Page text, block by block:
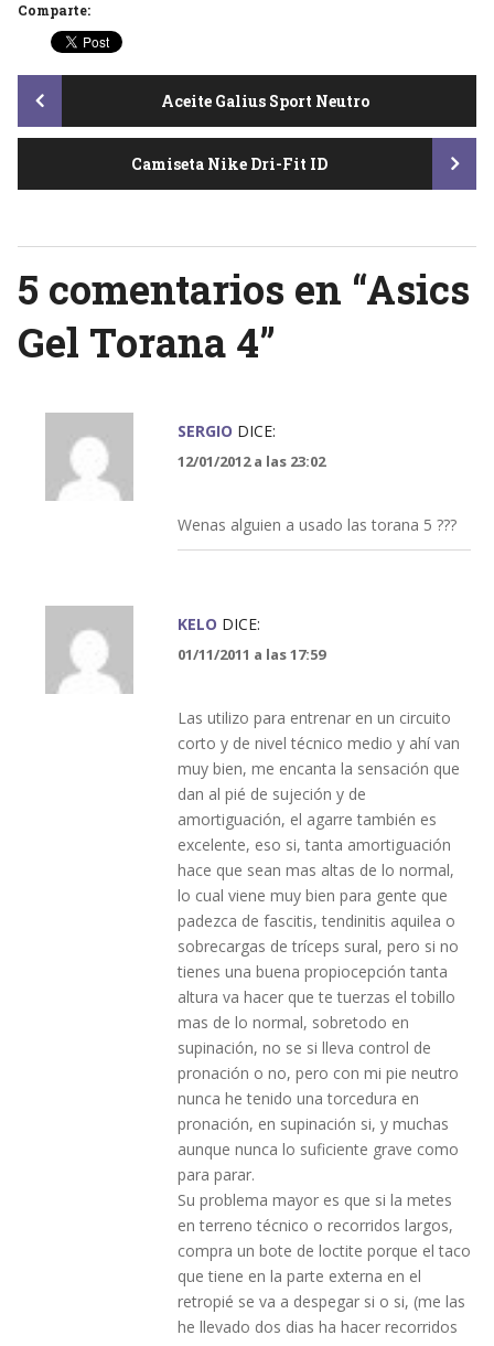
Comparte:
Post
navigation
Aceite Galius Sport Neutro
Camiseta Nike Dri-Fit ID
5 comentarios en “Asics
Gel Torana 4”
SERGIO DICE:
12/01/2012 a las 23:02
Wenas alguien a usado las torana 5 ???
KELO DICE:
01/11/2011 a las 17:59
Las utilizo para entrenar en un circuito
corto y de nivel técnico medio y ahí van
muy bien, me encanta la sensación que
dan al pié de sujeción y de
amortiguación, el agarre también es
excelente, eso si, tanta amortiguación
hace que sean mas altas de lo normal,
lo cual viene muy bien para gente que
padezca de fascitis, tendinitis aquilea o
sobrecargas de tríceps sural, pero si no
tienes una buena propiocepción tanta
altura va hacer que te tuerzas el tobillo
mas de lo normal, sobretodo en
supinación, no se si lleva control de
pronación o no, pero con mi pie neutro
nunca he tenido una torcedura en
pronación, en supinación si, y muchas
aunque nunca lo suficiente grave como
para parar.
Su problema mayor es que si la metes
en terreno técnico o recorridos largos,
compra un bote de loctite porque el taco
que tiene en la parte externa en el
retropié se va a despegar si o si, (me las
he llevado dos dias ha hacer recorridos